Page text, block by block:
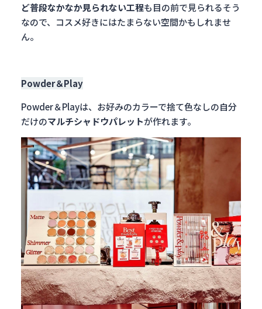
ど普段なかなか見られない工程も目の前で見られるそう
なので、コスメ好きにはたまらない空間かもしれませ
ん。
Powder＆Play
Powder＆Playは、お好みのカラーで捨て色なしの自分
だけのマルチシャドウパレットが作れます。